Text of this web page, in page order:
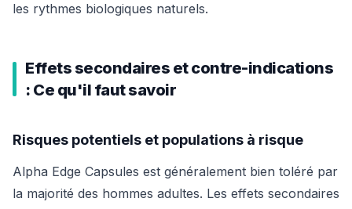
les rythmes biologiques naturels.
Effets secondaires et contre-indications
: Ce qu'il faut savoir
Risques potentiels et populations à risque
Alpha Edge Capsules est généralement bien toléré par
la majorité des hommes adultes. Les effets secondaires